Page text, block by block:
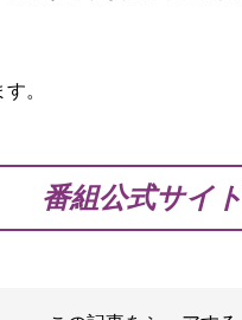
。
番組公式サイト